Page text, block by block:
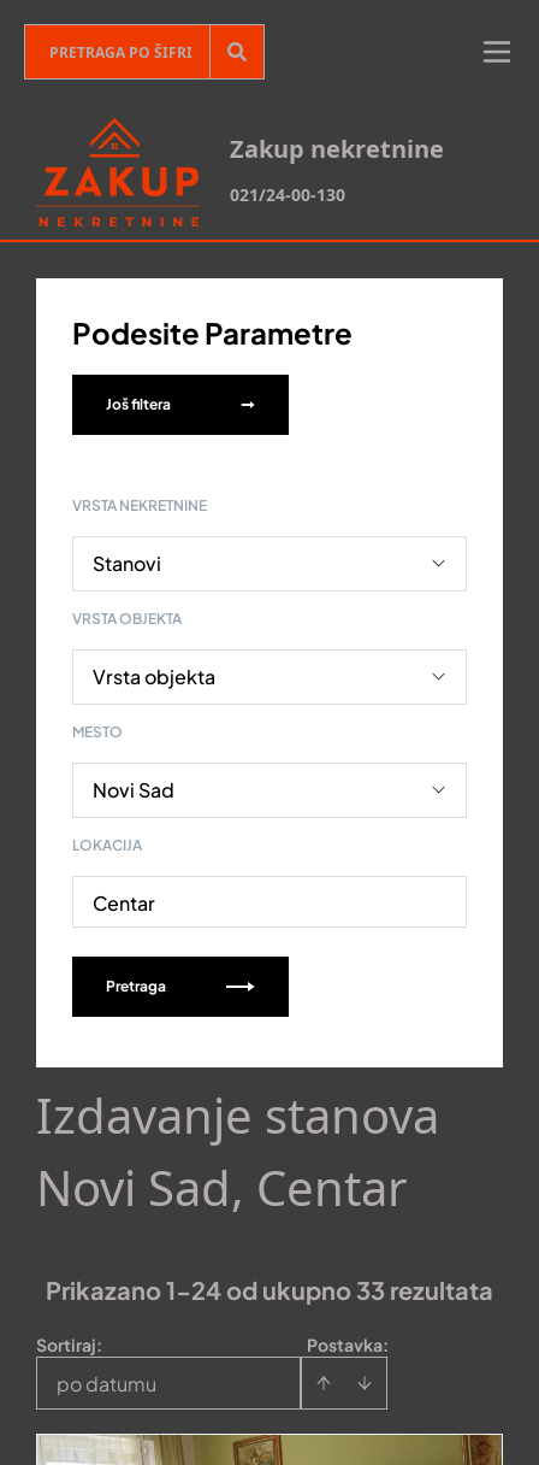
Zakup nekretnine
021/24-00-130
Podesite Parametre
Još filtera
VRSTA NEKRETNINE
VRSTA OBJEKTA
MESTO
LOKACIJA
Centar
Pretraga
Izdavanje stanova
Novi Sad, Centar
Prikazano 1-24 od ukupno 33 rezultata
Postavka:
Sortiraj:
po datumu